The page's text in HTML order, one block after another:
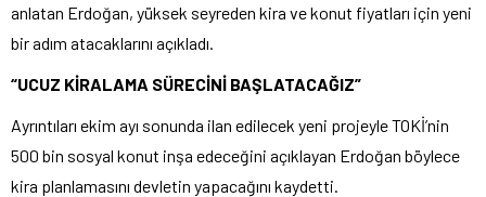
anlatan Erdoğan, yüksek seyreden kira ve konut fiyatları için yeni
bir adım atacaklarını açıkladı.
“UCUZ KİRALAMA SÜRECİNİ BAŞLATACAĞIZ”
Ayrıntıları ekim ayı sonunda ilan edilecek yeni projeyle TOKİ’nin
500 bin sosyal konut inşa edeceğini açıklayan Erdoğan böylece
kira planlamasını devletin yapacağını kaydetti.